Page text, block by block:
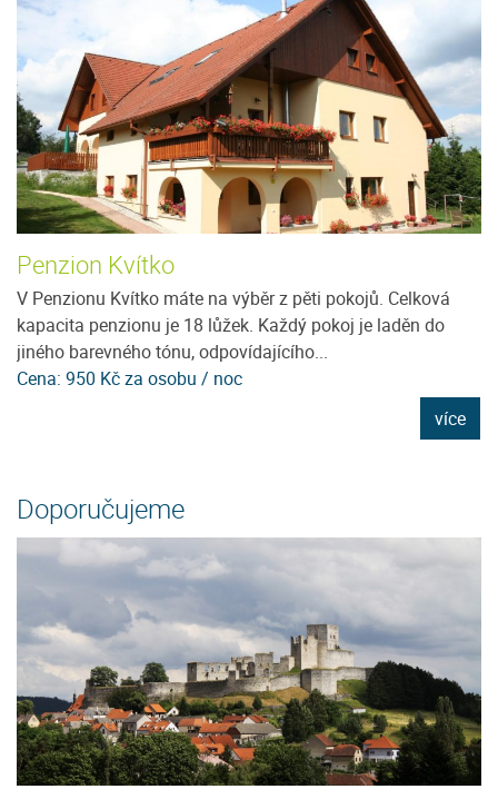
Penzion Kvítko
V Penzionu Kvítko máte na výběr z pěti pokojů. Celková
kapacita penzionu je 18 lůžek. Každý pokoj je laděn do
jiného barevného tónu, odpovídajícího...
Cena: 950 Kč za osobu / noc
více
Doporučujeme